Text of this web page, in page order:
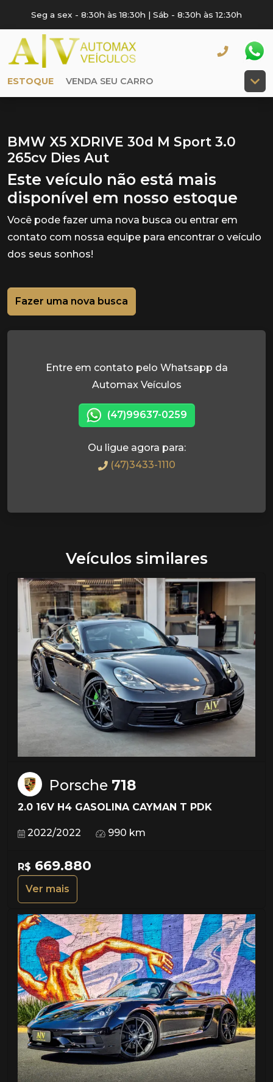
Seg a sex - 8:30h às 18:30h | Sáb - 8:30h às 12:30h
ESTOQUE VENDA SEU CARRO
BMW X5 XDRIVE 30d M Sport 3.0
265cv Dies Aut
Este veículo não está mais
disponível em nosso estoque
Você pode fazer uma nova busca ou entrar em
contato com nossa equipe para encontrar o veículo
dos seus sonhos!
Fazer uma nova busca
Entre em contato pelo Whatsapp da
Automax Veículos
(47)99637-0259
Ou ligue agora para:
(47)3433-1110
Veículos similares
Porsche 718
2.0 16V H4 GASOLINA CAYMAN T PDK
2022/2022 990 km
R$ 669.880
Ver mais